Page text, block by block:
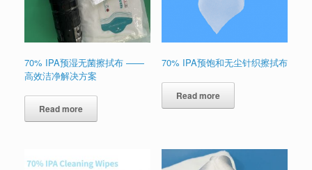
70% IPA预湿无菌擦拭布 ——
高效洁净解决方案
Read more
70% IPA预饱和无尘针织擦拭布
Read more